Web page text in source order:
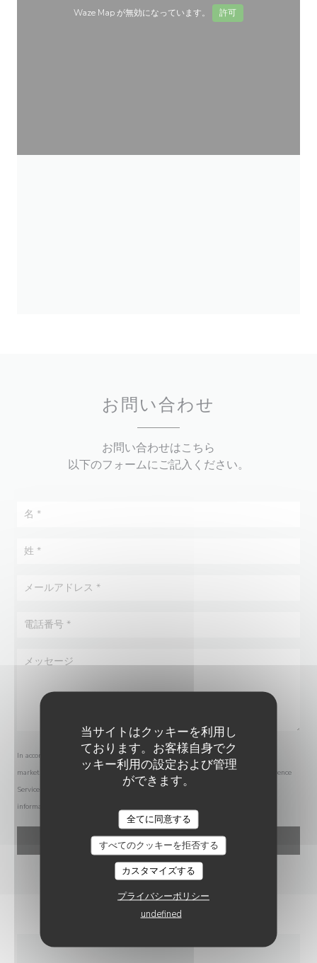
当サイトはクッキーを利用し
ております。お客様自身でク
ッキー利用の設定および管理
ができます。
全てに同意する
すべてのクッキーを拒否する
カスタマイズする
プライバシーポリシー
undefined
Waze Map が無効になっています。 許可
お問い合わせ
お問い合わせはこちら
以下のフォームにご記入ください。
In accordance with data protection regulations, you have the right to opt out of
marketing communications. UK residents can register with the Telephone Preference
Service at
. US residents can register at
information about how we process your data, please see our
PIAZZA RISTORANTE